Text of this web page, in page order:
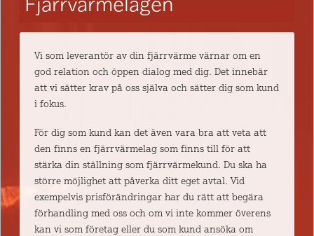
Vi som leverantör av din fjärrvärme värnar om en
god relation och öppen dialog med dig. Det innebär
att vi sätter krav på oss själva och sätter dig som kund
i fokus.
För dig som kund kan det även vara bra att veta att
den finns en fjärrvärmelag som finns till för att
stärka din ställning som fjärrvärmekund. Du ska ha
större möjlighet att påverka ditt eget avtal. Vid
exempelvis prisförändringar har du rätt att begära
förhandling med oss och om vi inte kommer överens
kan vi som företag eller du som kund ansöka om